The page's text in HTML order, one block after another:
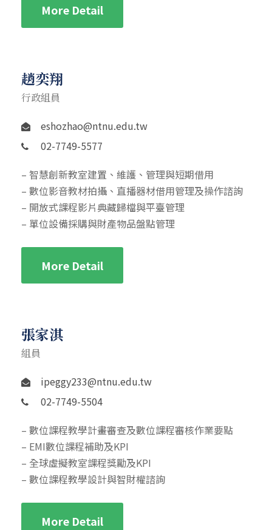
More Detail
趙奕翔
行政組員
eshozhao@ntnu.edu.tw
02-7749-5577
– 智慧創新教室建置、維護、管理與短期借用
– 數位影音教材拍攝、直播器材借用管理及操作諮詢
– 開放式課程影片典藏歸檔與平臺管理
– 單位設備採購與財產物品盤點管理
More Detail
張家淇
組員
ipeggy233@ntnu.edu.tw
02-7749-5504
– 數位課程教學計畫審查及數位課程審核作業要點
– EMI數位課程補助及KPI
– 全球虛擬教室課程獎勵及KPI
– 數位課程教學設計與智財權諮詢
More Detail